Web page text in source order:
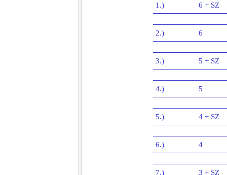
1.) 6 + SZ
2.) 6
3.) 5 + SZ
4.) 5
5.) 4 + SZ
6.) 4
7.) 3 + SZ